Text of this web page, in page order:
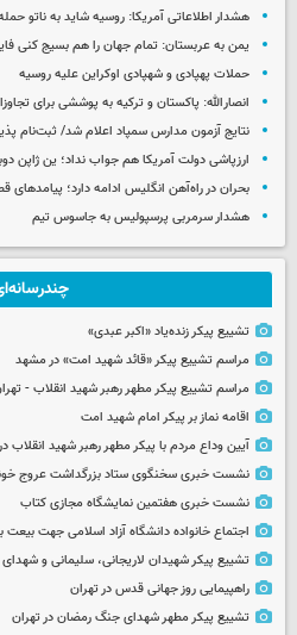
هشدار اطلاعاتی آمریکا: روسیه شاید به ناتو
یمن به عربستان: تمام جهان را هم بسیج کنی
حملات پهپادی و شهپادی اوکراین علیه روسیه
انصارالله: پاکستان و ترکیه به پوششی برای
نتایج آزمون مدارس سمپاد اعلام شد/ ثبت‌نام
ارزپاشی دولت آمریکا هم جواب نداد؛ ین ژاپن
بحران در راه‌آهن انگلیس ادامه دارد؛ پیامدهای قطعی 90
هشدار سرمربی پرسپولیس به جاسوس تیم
تشییع پیکر زنده‌یاد «اکبر عبدی»
مراسم تشییع پیکر «قائد شهید امت» در مشهد
مراسم تشییع پیکر مطهر رهبر شهید انقلاب -
اقامه نماز بر پیکر امام شهید امت
آیین وداع مردم با پیکر مطهر رهبر شهید
نشست خبری سخنگوی ستاد بزرگداشت عروج
نشست خبری هفتمین نمایشگاه مجازی کتاب
اجتماع خانواده دانشگاه آزاد اسلامی جهت بیعت
تشییع پیکر شهیدان لاریجانی، سلیمانی و شهدای
راهپیمایی روز جهانی قدس در تهران
تشییع پیکر مطهر شهدای جنگ رمضان در تهران